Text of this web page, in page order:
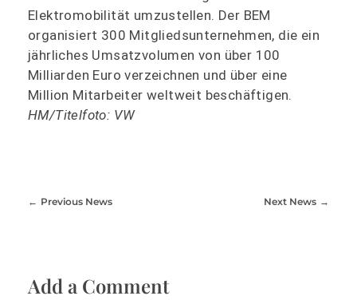
Elektromobilität umzustellen. Der BEM
organisiert 300 Mitgliedsunternehmen, die ein
jährliches Umsatzvolumen von über 100
Milliarden Euro verzeichnen und über eine
Million Mitarbeiter weltweit beschäftigen.
HM/Titelfoto: VW
Previous News Next News
Add a Comment